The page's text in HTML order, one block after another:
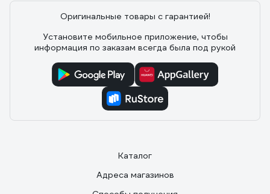
Оригинальные товары с гарантией!
Установите мобильное приложение, чтобы
информация по заказам всегда была под рукой
Каталог
Адреса магазинов